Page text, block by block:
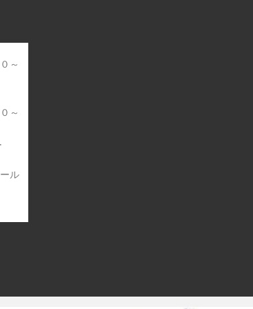
～
～
ル
いす